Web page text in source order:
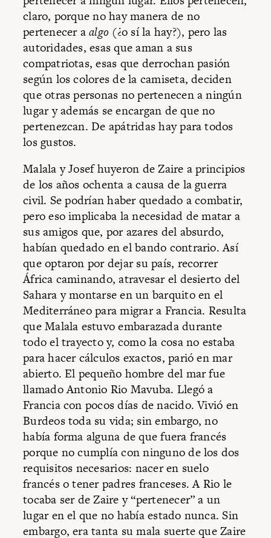
claro, porque no hay manera de no
pertenecer aalgo (¿o sí la hay?), pero las
autoridades, esas que aman a sus
compatriotas, esas que derrochan pasión
según los colores de la camiseta, deciden
que otras personas no pertenecen a ningún
lugar y además se encargan de que no
pertenezcan. De apátridas hay para todos
los gustos.
Malala y Josef huyeron de Zaire a principios
de los años ochenta a causa de la guerra
civil. Se podrían haber quedado a combatir,
pero eso implicaba la necesidad de matar a
sus amigos que, por azares del absurdo,
habían quedado en el bando contrario. Así
que optaron por dejar su país, recorrer
África caminando, atravesar el desierto del
Sahara y montarse en un barquito en el
Mediterráneo para migrar a Francia. Resulta
que Malala estuvo embarazada durante
todo el trayecto y, como la cosa no estaba
para hacer cálculos exactos, parió en mar
abierto. El pequeño hombre del mar fue
llamado Antonio Rio Mavuba. Llegó a
Francia con pocos días de nacido. Vivió en
Burdeos toda su vida; sin embargo, no
había forma alguna de que fuera francés
porque no cumplía con ninguno de los dos
requisitos necesarios: nacer en suelo
francés o tener padres franceses. A Rio le
tocaba ser de Zaire y “pertenecer” a un
lugar en el que no había estado nunca. Sin
embargo, era tanta su mala suerte que Zaire